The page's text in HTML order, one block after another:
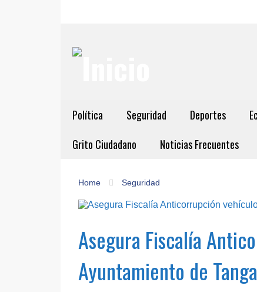
Política Seguridad Deportes
Grito Ciudadano
Noticias Frecuentes
Home Seguridad
Asegura Fiscalía
Ayuntamiento de